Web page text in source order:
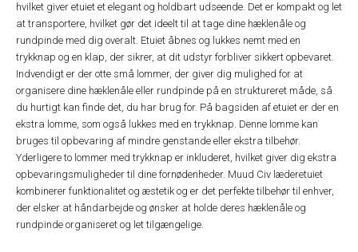
hvilket giver etuiet et elegant og holdbart udseende. Det er kompakt og let
at transportere, hvilket gør det ideelt til at tage dine hæklenåle og
rundpinde med dig overalt. Etuiet åbnes og lukkes nemt med en
trykknap og en klap, der sikrer, at dit udstyr forbliver sikkert opbevaret.
Indvendigt er der otte små lommer, der giver dig mulighed for at
organisere dine hæklenåle eller rundpinde på en struktureret måde, så
du hurtigt kan finde det, du har brug for. På bagsiden af etuiet er der en
ekstra lomme, som også lukkes med en trykknap. Denne lomme kan
bruges til opbevaring af mindre genstande eller ekstra tilbehør.
Yderligere to lommer med trykknap er inkluderet, hvilket giver dig ekstra
opbevaringsmuligheder til dine fornødenheder. Muud Civ læderetuiet
kombinerer funktionalitet og æstetik og er det perfekte tilbehør til enhver,
der elsker at håndarbejde og ønsker at holde deres hæklenåle og
rundpinde organiseret og let tilgængelige.